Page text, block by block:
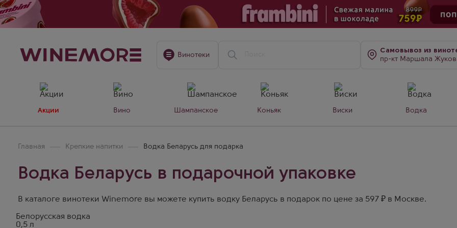
Винотеки
Самовывоз из
пр-кт Маршала Жукова, д.
Акции Вино Шампанское Коньяк Виски Водка
Главная Крепкие напитки Водка Беларусь для подарка
Водка Беларусь в подарочной упаковке
В каталоге винотеки Winemore вы можете купить водку Беларусь в подарок по цене за 597 ₽ в Москве.
Белорусская водка
0,5 л